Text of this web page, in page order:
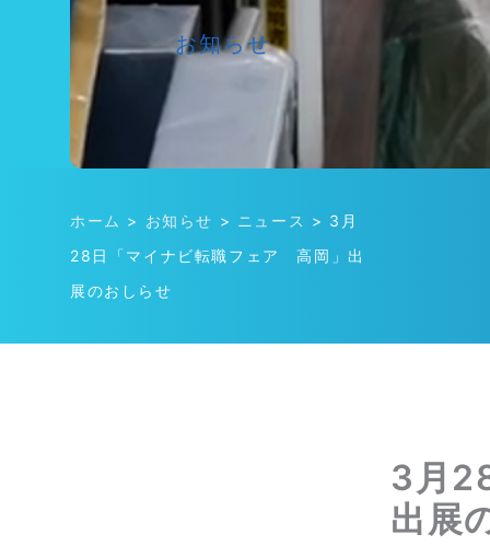
お知らせ
ホーム > お知らせ > ニュース > 3月
28日「マイナビ転職フェア 高岡」出
展のおしらせ
3月
出展